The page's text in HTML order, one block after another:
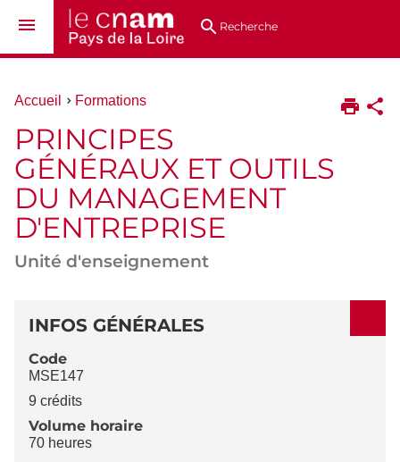
au
directsRecherche
Vous
ici :
Accueil Formations
PRINCIPES
GÉNÉRAUX ET OUTILS
DU MANAGEMENT
D'ENTREPRISE
Unité d'enseignement
DÉTAILS
INFOS GÉNÉRALES
Code
MSE147
9 crédits
Volume horaire
70 heures